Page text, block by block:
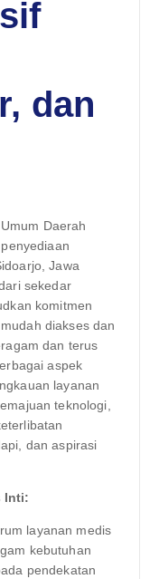
dan
Daerah
Jawa
sekedar
komitmen
diakses dan
dan terus
aspek
layanan
teknologi,
dan aspirasi
Inti:
layanan medis
kebutuhan
pendekatan